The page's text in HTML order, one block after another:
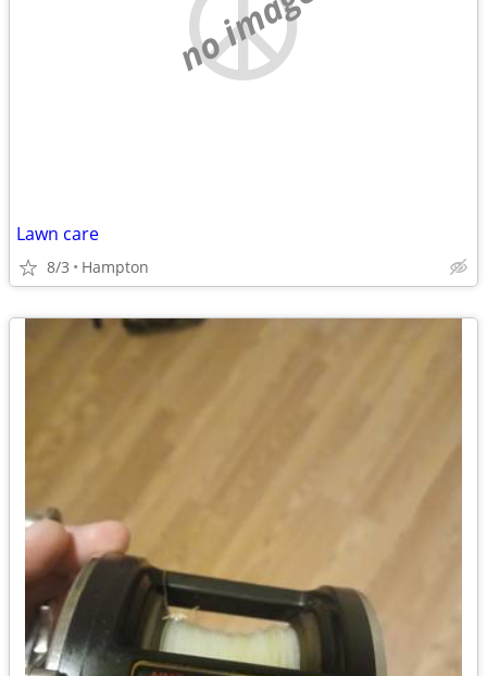
Lawn care
8/3 Hampton